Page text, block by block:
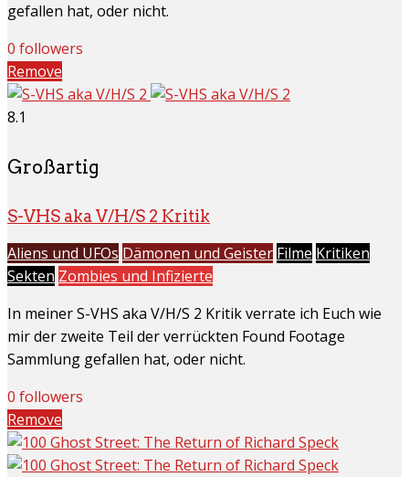
gefallen hat, oder nicht.
0 followers
Remove
8.1
Großartig
S-VHS aka V/H/S 2 Kritik
Aliens und UFOs Dämonen und Geister Filme Kritiken
Sekten Zombies und Infizierte
In meiner S-VHS aka V/H/S 2 Kritik verrate ich Euch wie
mir der zweite Teil der verrückten Found Footage
Sammlung gefallen hat, oder nicht.
0 followers
Remove